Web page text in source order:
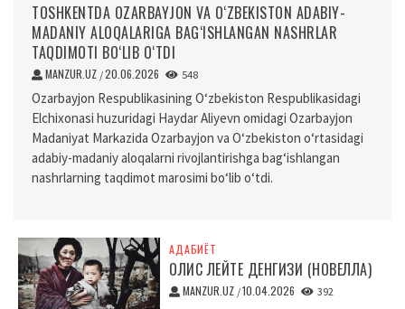
TOSHKENTDA OZARBAYJON VA O‘ZBEKISTON ADABIY-
MADANIY ALOQALARIGA BAG‘ISHLANGAN NASHRLAR
TAQDIMOTI BO‘LIB O‘TDI
MANZUR.UZ /20.06.2026 548
Ozarbayjon Respublikasining O‘zbekiston Respublikasidagi
Elchixonasi huzuridagi Haydar Aliyevn omidagi Ozarbayjon
Madaniyat Markazida Ozarbayjon va O‘zbekiston o‘rtasidagi
adabiy-madaniy aloqalarni rivojlantirishga bag‘ishlangan
nashrlarning taqdimot marosimi bo‘lib o‘tdi.
АДАБИЁТ
ОЛИС ЛЕЙТЕ ДЕНГИЗИ (НОВЕЛЛА)
MANZUR.UZ /10.04.2026 392